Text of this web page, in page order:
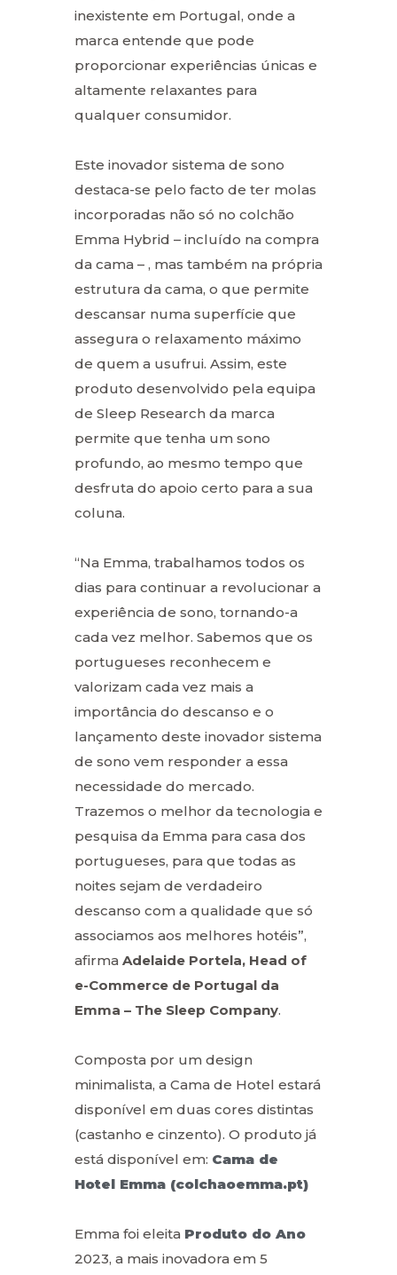
inexistente em Portugal, onde a
marca entende que pode
proporcionar experiências únicas e
altamente relaxantes para
qualquer consumidor.
Este inovador sistema de sono
destaca-se pelo facto de ter molas
incorporadas não só no colchão
Emma Hybrid – incluído na compra
da cama – , mas também na própria
estrutura da cama, o que permite
descansar numa superfície que
assegura o relaxamento máximo
de quem a usufrui. Assim, este
produto desenvolvido pela equipa
de Sleep Research da marca
permite que tenha um sono
profundo, ao mesmo tempo que
desfruta do apoio certo para a sua
coluna.
“Na Emma, trabalhamos todos os
dias para continuar a revolucionar a
experiência de sono, tornando-a
cada vez melhor. Sabemos que os
portugueses reconhecem e
valorizam cada vez mais a
importância do descanso e o
lançamento deste inovador sistema
de sono vem responder a essa
necessidade do mercado.
Trazemos o melhor da tecnologia e
pesquisa da Emma para casa dos
portugueses, para que todas as
noites sejam de verdadeiro
descanso com a qualidade que só
associamos aos melhores hotéis”,
afirma Adelaide Portela, Head of
e-Commerce de Portugal da
Emma – The Sleep Company.
Composta por um design
minimalista, a Cama de Hotel estará
disponível em duas cores distintas
(castanho e cinzento). O produto já
está disponível em: Cama de
Hotel Emma (colchaoemma.pt)
Emma foi eleita Produto do Ano
2023, a mais inovadora em 5